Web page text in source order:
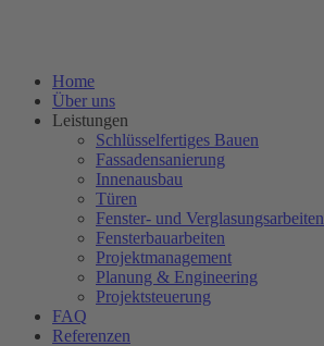
Home
Über uns
Leistungen
Schlüsselfertiges Bauen
Fassadensanierung
Innenausbau
Türen
Fenster- und Verglasungsarbeiten
Fensterbauarbeiten
Projektmanagement
Planung & Engineering
Projektsteuerung
FAQ
Referenzen